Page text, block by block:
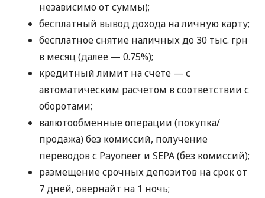
независимо от суммы);
бесплатный вывод дохода на личную карту;
бесплатное снятие наличных до 30 тыс. грн
в месяц (далее — 0.75%);
кредитный лимит на счете — с
автоматическим расчетом в соответствии с
оборотами;
валютообменные операции (покупка/
продажа) без комиссий, получение
переводов с Payoneer и SEPA (без комиссий);
размещение срочных депозитов на срок от
7 дней, овернайт на 1 ночь;